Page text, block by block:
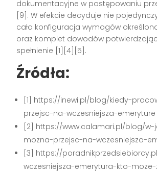
dokumentacyjne w postępowaniu
[9]. W efekcie decyduje nie
cała konfiguracja wymogów
oraz komplet dowodów
spełnienie [1][4][5].
Źródła:
[1] https://inewi.pl/blog/kiedy-
przejsc-na-wczesniejsza-emeryture
[2] https://www.calamari.pl/blog/w-
mozna-przejsc-na-wczesniejsza-
[3] https://
wczesniejsza-emerytura-kto-